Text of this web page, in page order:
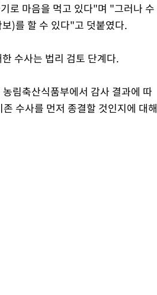
로 마음을 먹고 있다"며 "그러나 수
)를 할 수 있다"고 덧붙였다.
수사는 법리 검토 단계다.
림축산식품부에서 감사 결과에 따
수사를 먼저 종결할 것인지에 대해